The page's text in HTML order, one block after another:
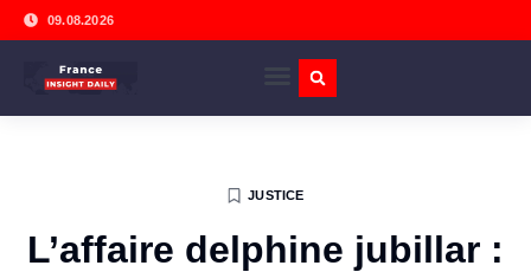
09.08.2026
JUSTICE
L’affaire delphine jubillar :